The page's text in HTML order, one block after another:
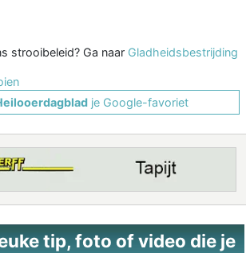
strooibeleid? Ga naar Gladheidsbestrijding
je Google-favoriet
tip, foto of video die je